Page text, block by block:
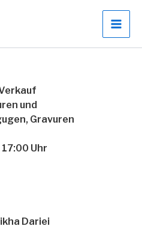
und
Gravuren
Uhr
Dariei